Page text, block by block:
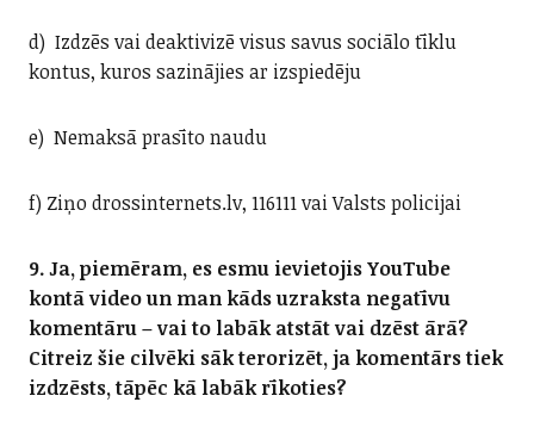
d) Izdzēs vai deaktivizē visus savus sociālo tīklu
kontus, kuros sazinājies ar izspiedēju
e) Nemaksā prasīto naudu
f) Ziņo drossinternets.lv, 116111 vai Valsts policijai
9. Ja, piemēram, es esmu ievietojis YouTube
kontā video un man kāds uzraksta negatīvu
komentāru – vai to labāk atstāt vai dzēst ārā?
Citreiz šie cilvēki sāk terorizēt, ja komentārs tiek
izdzēsts, tāpēc kā labāk rīkoties?